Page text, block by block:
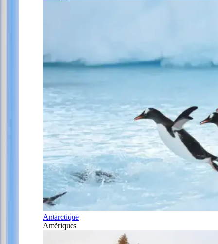
Antarctique
Amériques